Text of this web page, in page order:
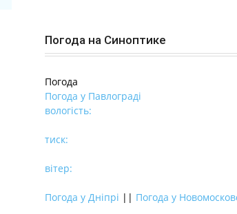
Погода на Синоптике
Погода
Погода у Павлограді
вологість:
тиск:
вітер:
Погода у Дніпрі || Погода у